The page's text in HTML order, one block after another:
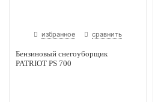
избранное сравнить
Бензиновый снегоуборщик
PATRIOT PS 700